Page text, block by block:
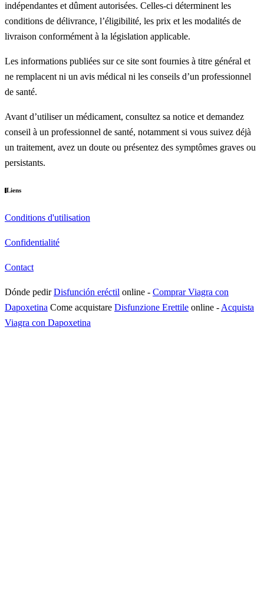
indépendantes et dûment autorisées. Celles-ci déterminent les
conditions de délivrance, l’éligibilité, les prix et les modalités de
livraison conformément à la législation applicable.
Les informations publiées sur ce site sont fournies à titre général et
ne remplacent ni un avis médical ni les conseils d’un professionnel
de santé.
Avant d’utiliser un médicament, consultez sa notice et demandez
conseil à un professionnel de santé, notamment si vous suivez déjà
un traitement, avez un doute ou présentez des symptômes graves ou
persistants.
Liens
Conditions d'utilisation
Confidentialité
Contact
Dónde pedirDisfunción eréctil online - Comprar Viagra con
Dapoxetina Come acquistare Disfunzione Erettile online - Acquista
Viagra con Dapoxetina